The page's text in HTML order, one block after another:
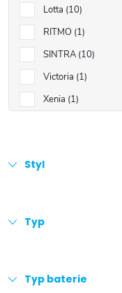
Lotta 10
RITMO 1
SINTRA 10
Victoria 1
Xenia 1
Styl
Typ
Typ baterie